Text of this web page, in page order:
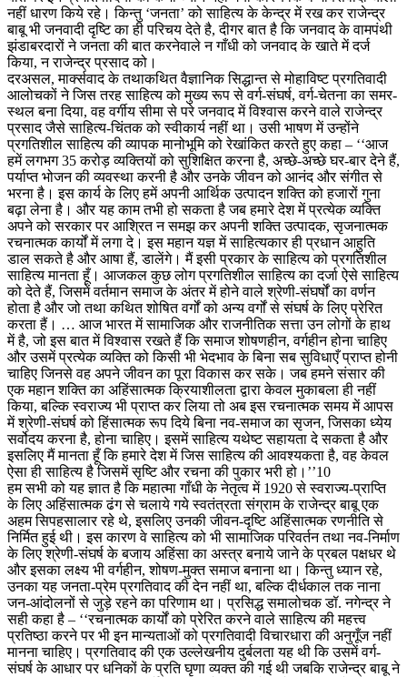
नहीं धारण किये रहे। किन्तु ‘जनता’ को साहित्य के केन्द्र में रख कर राजेन्द्र
बाबू भी जनवादी दृष्टि का ही परिचय देते है, दीगर बात है कि जनवाद के वामपंथी
झंडाबरदारों ने जनता की बात करनेवाले न गाँधी को जनवाद के खाते में दर्ज
किया, न राजेन्द्र प्रसाद को।
दरअसल, मार्क्सवाद के तथाकथित वैज्ञानिक सिद्धान्त से मोहाविष्ट प्रगतिवादी
आलोचकों ने जिस तरह साहित्य को मुख्य रूप से वर्ग-संघर्ष, वर्ग-चेतना का समर-
स्थल बना दिया, वह वर्गीय सीमा से परे जनवाद में विश्वास करने वाले राजेन्द्र
प्रसाद जैसे साहित्य-चिंतक को स्वीकार्य नहीं था। उसी भाषण में उन्होंने
प्रगतिशील साहित्य की व्यापक मानोभूमि को रेखांकित करते हुए कहा – ‘‘आज
हमें लगभग 35 करोड़ व्यक्तियों को सुशिक्षित करना है, अच्छे-अच्छे घर-बार देने हैं,
पर्याप्त भोजन की व्यवस्था करनी है और उनके जीवन को आनंद और संगीत से
भरना है। इस कार्य के लिए हमें अपनी आर्थिक उत्पादन शक्ति को हजारों गुना
बढ़ा लेना है। और यह काम तभी हो सकता है जब हमारे देश में प्रत्येक व्यक्ति
अपने को सरकार पर आश्रित न समझ कर अपनी शक्ति उत्पादक, सृजनात्मक
रचनात्मक कार्यों में लगा दे। इस महान यज्ञ में साहित्यकार ही प्रधान आहुति
डाल सकते है और आषा हैं, डालेंगे। मैं इसी प्रकार के साहित्य को प्रगतिशील
साहित्य मानता हूँ। आजकल कुछ लोग प्रगतिशील साहित्य का दर्जा ऐसे साहित्य
को देते हैं, जिसमें वर्तमान समाज के अंतर में होने वाले श्रेणी-संघर्षों का वर्णन
होता है और जो तथा कथित शोषित वर्गों को अन्य वर्गों से संघर्ष के लिए प्रेरित
करता हैं। … आज भारत में सामाजिक और राजनीतिक सत्ता उन लोगों के हाथ
में है, जो इस बात में विश्वास रखते हैं कि समाज शोषणहीन, वर्गहीन होना चाहिए
और उसमें प्रत्येक व्यक्ति को किसी भी भेदभाव के बिना सब सुविधाएँ प्राप्त होनी
चाहिए जिनसे वह अपने जीवन का पूरा विकास कर सके। जब हमने संसार की
एक महान शक्ति का अहिंसात्मक क्रियाशीलता द्वारा केवल मुकाबला ही नहीं
किया, बल्कि स्वराज्य भी प्राप्त कर लिया तो अब इस रचनात्मक समय में आपस
में श्रेणी-संघर्ष को हिंसात्मक रूप दिये बिना नव-समाज का सृजन, जिसका ध्येय
सर्वोदय करना है, होना चाहिए। इसमें साहित्य यथेष्ट सहायता दे सकता है और
इसलिए मैं मानता हूँ कि हमारे देश में जिस साहित्य की आवश्यकता है, वह केवल
ऐसा ही साहित्य है जिसमें सृष्टि और रचना की पुकार भरी हो।’’10
हम सभी को यह ज्ञात है कि महात्मा गाँधी के नेतृत्व में 1920 से स्वराज्य-प्राप्ति
के लिए अहिंसात्मक ढंग से चलाये गये स्वतंत्रता संग्राम के राजेन्द्र बाबू एक
अहम सिपहसालार रहे थे, इसलिए उनकी जीवन-दृष्टि अहिंसात्मक रणनीति से
निर्मित हुई थी। इस कारण वे साहित्य को भी सामाजिक परिवर्तन तथा नव-निर्माण
के लिए श्रेणी-संघर्ष के बजाय अहिंसा का अस्त्र बनाये जाने के प्रबल पक्षधर थे
और इसका लक्ष्य भी वर्गहीन, शोषण-मुक्त समाज बनाना था। किन्तु ध्यान रहे,
उनका यह जनता-प्रेम प्रगतिवाद की देन नहीं था, बल्कि दीर्धकाल तक नाना
जन-आंदोलनों से जुड़े रहने का परिणाम था। प्रसिद्ध समालोचक डॉ. नगेन्द्र ने
सही कहा है – ‘‘रचनात्मक कार्यों को प्रेरित करने वाले साहित्य की महत्त्व
प्रतिष्ठा करने पर भी इन मान्यताओं को प्रगतिवादी विचारधारा की अनुगूँज नहीं
मानना चाहिए। प्रगतिवाद की एक उल्लेखनीय दुर्बलता यह थी कि उसमें वर्ग-
संघर्ष के आधार पर धनिकों के प्रति घृणा व्यक्त की गई थी जबकि राजेन्द्र बाबू ने